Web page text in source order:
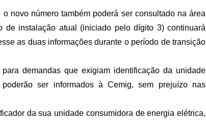
novo número também poderá ser consultado na área
instalação atual (iniciado pelo dígito 3) continuará
as duas informações durante o período de transição
demandas que exigiam identificação da unidade
ser informados à Cemig, sem prejuízo nas
da sua unidade consumidora de energia elétrica,